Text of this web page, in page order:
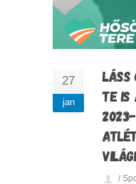
27
jan
LÁSS
TE IS
2023-
/